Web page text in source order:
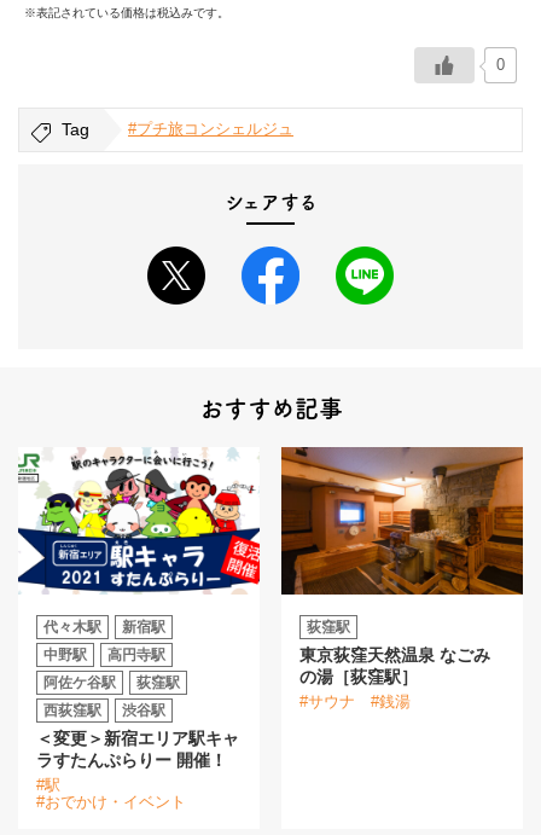
※表記されている価格は税込みです。
0
Tag #プチ旅コンシェルジュ
シェアする
おすすめ記事
代々木駅
新宿駅
中野駅
高円寺駅
阿佐ケ谷駅
荻窪駅
西荻窪駅
渋谷駅
＜変更＞新宿エリア駅キャ
ラすたんぷらりー 開催！
#駅
#おでかけ・イベント
荻窪駅
東京荻窪天然温泉 なごみ
の湯［荻窪駅］
#サウナ #銭湯